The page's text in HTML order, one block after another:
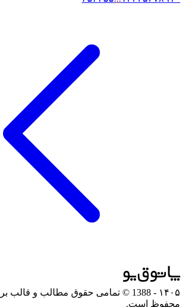
۱۴۰۵
- 1388 © تمامی حقوق مطالب و قالب
محفوظ است.